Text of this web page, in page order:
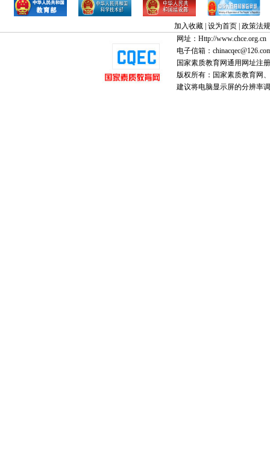
加入收藏| 设为首页| 政策法规
网址：Http://www.chce.org.cn
电子信箱：
国家素质教育网通用网址注
版权所有：国家素质教育网
建议将电脑显示屏的分辨率